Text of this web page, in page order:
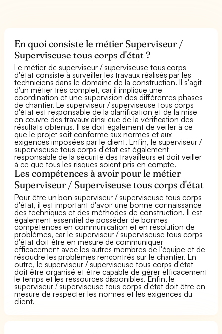
En quoi consiste le métier Superviseur /
Superviseuse tous corps d'état ?
Le métier de superviseur / superviseuse tous corps
d'état consiste à surveiller les travaux réalisés par les
techniciens dans le domaine de la construction. Il s'agit
d'un métier très complet, car il implique une
coordination et une supervision des différentes phases
de chantier. Le superviseur / superviseuse tous corps
d'état est responsable de la planification et de la mise
en œuvre des travaux ainsi que de la vérification des
résultats obtenus. Il se doit également de veiller à ce
que le projet soit conforme aux normes et aux
exigences imposées par le client. Enfin, le superviseur /
superviseuse tous corps d'état est également
responsable de la sécurité des travailleurs et doit veiller
à ce que tous les risques soient pris en compte.
Les compétences à avoir pour le métier
Superviseur / Superviseuse tous corps d'état
Pour être un bon superviseur / superviseuse tous corps
d'état, il est important d'avoir une bonne connaissance
des techniques et des méthodes de construction. Il est
également essentiel de posséder de bonnes
compétences en communication et en résolution de
problèmes, car le superviseur / superviseuse tous corps
d'état doit être en mesure de communiquer
efficacement avec les autres membres de l'équipe et de
résoudre les problèmes rencontrés sur le chantier. En
outre, le superviseur / superviseuse tous corps d'état
doit être organisé et être capable de gérer efficacement
le temps et les ressources disponibles. Enfin, le
superviseur / superviseuse tous corps d'état doit être en
mesure de respecter les normes et les exigences du
client.